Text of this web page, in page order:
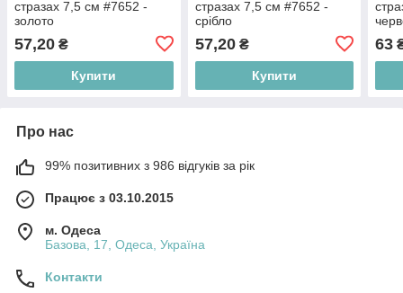
стразах 7,5 см #7652 -
золото
57,20 ₴
Купити
стразах 7,5 см #7652 -
срібло
57,20₴
Купити
63
Про нас
99% позитивних з 986 відгуків за рік
Працює з 03.10.2015
м. Одеса
Базова, 17, Одеса, Україна
Контакти